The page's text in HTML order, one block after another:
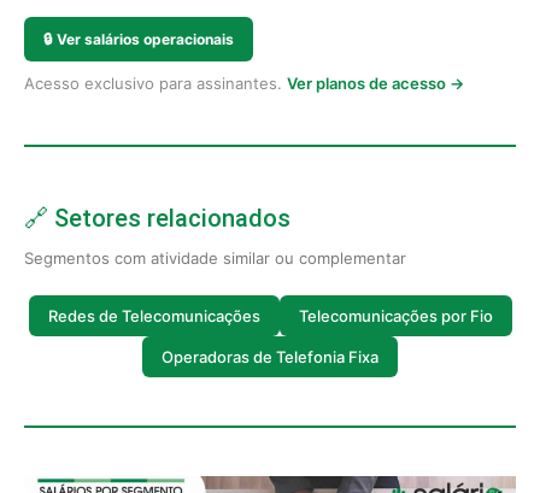
🔒 Ver salários operacionais
Acesso exclusivo para assinantes. Ver planos de acesso →
🔗 Setores relacionados
Segmentos com atividade similar ou complementar
Redes de Telecomunicações Telecomunicações por Fio
Operadoras de Telefonia Fixa